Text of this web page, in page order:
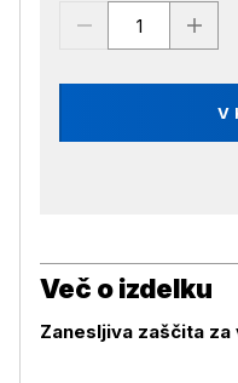
V
Več o izdelku
Zanesljiva zaščita za